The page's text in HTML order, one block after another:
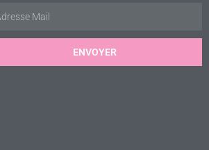
ENVOYER